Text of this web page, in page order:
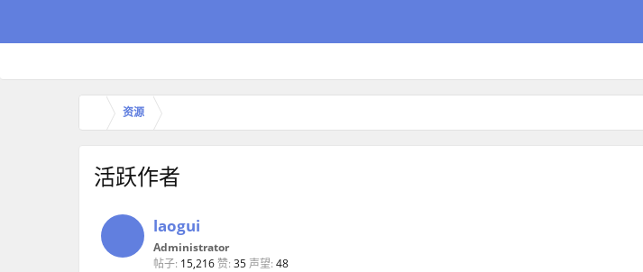
资源
活跃作者
laogui
Administrator
帖子: 15,216赞: 35 声望: 48